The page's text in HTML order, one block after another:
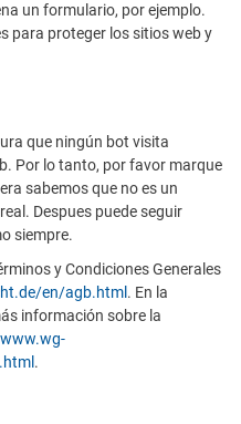
un formulario, por ejemplo.
para proteger los sitios web y
que ningún bot visita
Por lo tanto, por favor marque
sabemos que no es un
Despues puede seguir
siempre.
y Condiciones Generales
en/agb.html . En la
información sobre la
.